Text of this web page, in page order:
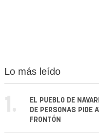
Lo más leído
1.
EL PUEBLO DE
DE PERSONAS PIDE
FRONTÓN